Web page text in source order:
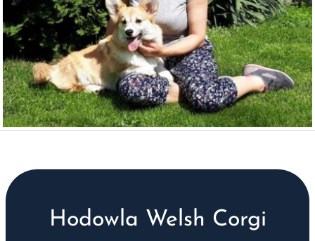
Hodowla Welsh Corgi